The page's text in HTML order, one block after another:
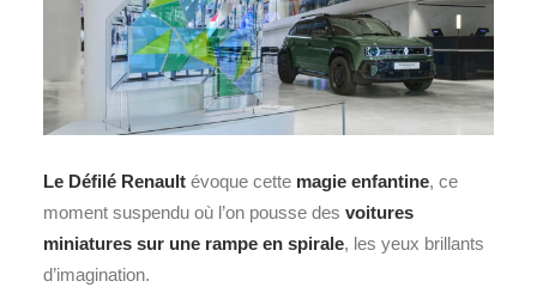
Le Défilé Renault évoque cette magie enfantine, ce
moment suspendu où l’on pousse des voitures
miniatures sur une rampe en spirale, les yeux brillants
d’imagination.